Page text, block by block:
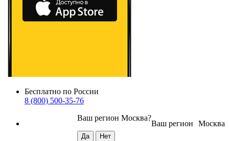
Бесплатно по России
8 (800) 500-35-76
Москва
Ваш регион
Ваш регион Москва?